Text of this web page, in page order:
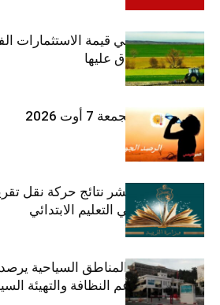
ارتفاع بـ15% في قيمة الاستثمارات
الخاصة المصادق عليها
طقس اليوم الجمعة 7 أوت 2026
وزارة التربية تنشر نتائج حركة نقل
الأزواج لمدرّسي التعليم الابتدائي
مليون دينار لدعم النظافة والتهيئة